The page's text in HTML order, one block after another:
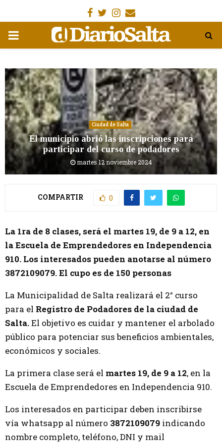
Facebook
Gorjeo
Instagram
Email
MENÚ
Ciudad de Salta
El municipio abrió las inscripciones para
participar del curso de podadores
martes 12 noviembre 2024
COMPARTIR 0
La 1ra de 8 clases, será el martes 19, de 9 a 12, en
la Escuela de Emprendedores en Independencia
910. Los interesados pueden anotarse al número
3872109079. El cupo es de 150 personas
La Municipalidad de Salta realizará el 2° curso
para el Registro de Podadores de la ciudad de
Salta.El objetivo es cuidar y mantener el arbolado
público para potenciar sus beneficios ambientales,
económicos y sociales.
La primera clase será el martes 19, de 9 a 12, en la
Escuela de Emprendedores en Independencia 910.
Los interesados en participar deben inscribirse
vía whatsapp al número 3872109079 indicando
nombre completo, teléfono, DNI y mail